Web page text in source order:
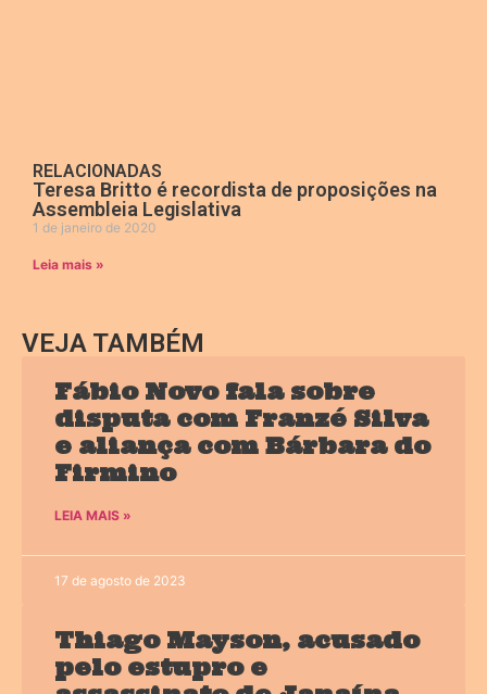
RELACIONADAS
Teresa Britto é recordista de proposições na
Assembleia Legislativa
1 de janeiro de 2020
Leia mais »
VEJA TAMBÉM
Fábio Novo fala sobre
disputa com Franzé Silva
e aliança com Bárbara do
Firmino
LEIA MAIS »
17 de agosto de 2023
Thiago Mayson, acusado
pelo estupro e